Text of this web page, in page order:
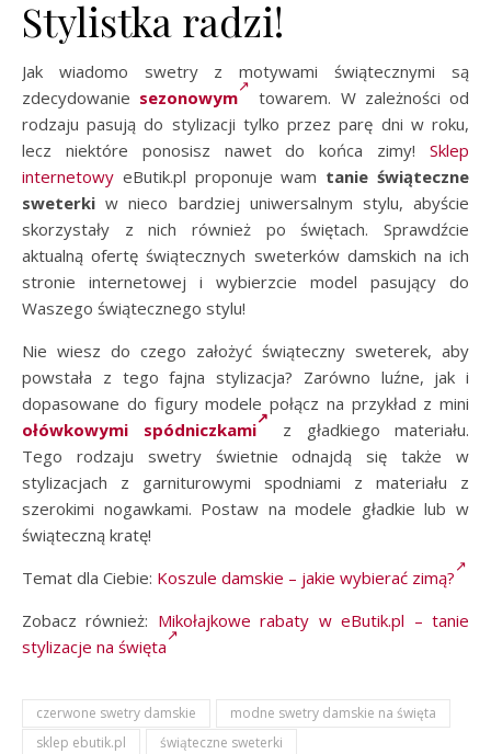
Stylistka radzi!
Jak wiadomo swetry z motywami świątecznymi są
zdecydowanie sezonowym
towarem. W zależności od
rodzaju pasują do stylizacji tylko przez parę dni w roku,
lecz niektóre ponosisz nawet do końca zimy! Sklep
internetowy eButik.pl proponuje wam tanie świąteczne
sweterki w nieco bardziej uniwersalnym stylu, abyście
skorzystały z nich również po świętach. Sprawdźcie
aktualną ofertę świątecznych sweterków damskich na ich
stronie internetowej i wybierzcie model pasujący do
Waszego świątecznego stylu!
Nie wiesz do czego założyć świąteczny sweterek, aby
powstała z tego fajna stylizacja? Zarówno luźne, jak i
dopasowane do figury modele połącz na przykład z mini
ołówkowymi spódniczkami
z gładkiego materiału.
Tego rodzaju swetry świetnie odnajdą się także w
stylizacjach z garniturowymi spodniami z materiału z
szerokimi nogawkami. Postaw na modele gładkie lub w
świąteczną kratę!
Temat dla Ciebie: Koszule damskie – jakie wybierać zimą?
Zobacz również: Mikołajkowe rabaty w eButik.pl – tanie
stylizacje na święta
czerwone swetry damskie
modne swetry damskie na święta
sklep ebutik.pl
świąteczne sweterki